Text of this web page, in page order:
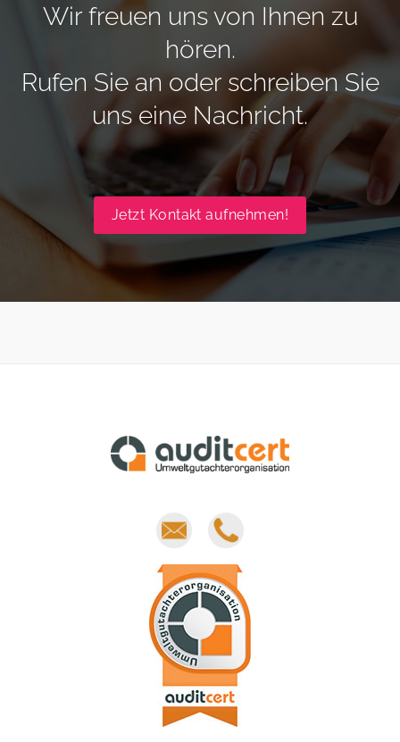
Wir freuen uns von Ihnen zu
hören.
Rufen Sie an oder schreiben Sie
uns eine Nachricht.
Jetzt Kontakt aufnehmen!
E-
mail